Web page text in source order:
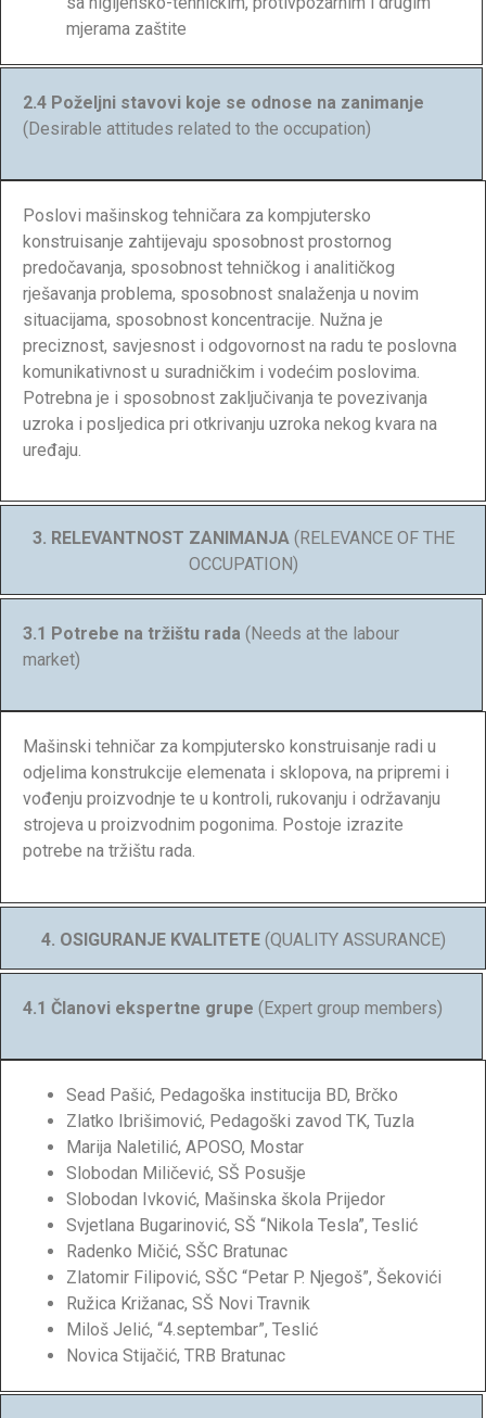
mjerama zaštite
2.4 Poželjni stavovi koje se odnose na zanimanje
(Desirable attitudes related to the occupation)
Poslovi mašinskog tehničara za kompjutersko
konstruisanje zahtijevaju sposobnost prostornog
predočavanja, sposobnost tehničkog i analitičkog
rješavanja problema, sposobnost snalaženja u novim
situacijama, sposobnost koncentracije. Nužna je
preciznost, savjesnost i odgovornost na radu te poslovna
komunikativnost u suradničkim i vodećim poslovima.
Potrebna je i sposobnost zaključivanja te povezivanja
uzroka i posljedica pri otkrivanju uzroka nekog kvara na
uređaju.
3. RELEVANTNOST ZANIMANJA(RELEVANCE OF THE
OCCUPATION)
3.1 Potrebe na tržištu rada (Needs at the labour
market)
Mašinski tehničar za kompjutersko konstruisanje radi u
odjelima konstrukcije elemenata i sklopova, na pripremi i
vođenju proizvodnje te u kontroli, rukovanju i održavanju
strojeva u proizvodnim pogonima. Postoje izrazite
potrebe na tržištu rada.
4. OSIGURANJE KVALITETE(QUALITY ASSURANCE)
4.1 Članovi ekspertne grupe (Expert group members)
Sead Pašić, Pedagoška institucija BD, Brčko
Zlatko Ibrišimović, Pedagoški zavod TK, Tuzla
Marija Naletilić, APOSO, Mostar
Slobodan Miličević, SŠ Posušje
Slobodan Ivković, Mašinska škola Prijedor
Svjetlana Bugarinović, SŠ “Nikola Tesla”, Teslić
Radenko Mičić, SŠC Bratunac
Zlatomir Filipović, SŠC “Petar P. Njegoš”, Šekovići
Ružica Križanac, SŠ Novi Travnik
Miloš Jelić, “4.septembar”, Teslić
Novica Stijačić, TRB Bratunac